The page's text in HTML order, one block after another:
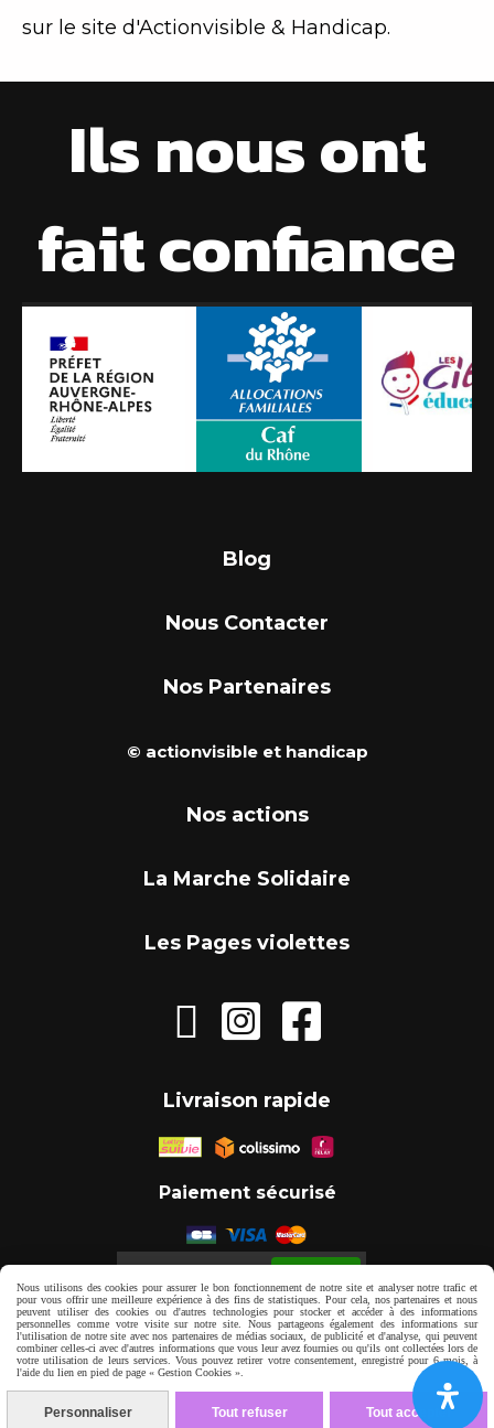
sur le site d'Actionvisible & Handicap.
Ils nous ont
fait confiance
Blog
Nous Contacter
Nos Partenaires
© actionvisible et handicap
Nos actions
La Marche Solidaire
Les Pages violettes
  
Livraison rapide
Paiement sécurisé
Mentions Légales
Gestion cookies
Mon Compte
Nous utilisons des cookies pour assurer le bon fonctionnement de notre site et analyser notre trafic et
pour vous offrir une meilleure expérience à des fins de statistiques. Pour cela, nos partenaires et nous
peuvent utiliser des cookies ou d'autres technologies pour stocker et accéder à des informations
personnelles comme votre visite sur notre site. Nous partageons également des informations sur
l'utilisation de notre site avec nos partenaires de médias sociaux, de publicité et d'analyse, qui peuvent
combiner celles-ci avec d'autres informations que vous leur avez fournies ou qu'ils ont collectées lors de
votre utilisation de leurs services. Vous pouvez retirer votre consentement, enregistré pour 6 mois, à
l'aide du lien en pied de page « Gestion Cookies ».
Personnaliser Tout refuser Tout accepter